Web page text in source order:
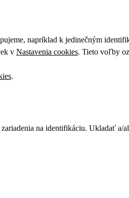
napríklad k jedinečným
v Nastavenia cookies. Tieto voľby
.
na identifikáciu. Ukladať a/